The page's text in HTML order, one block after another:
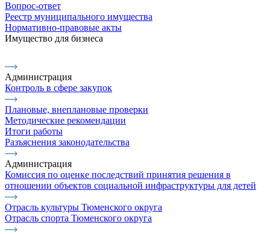
Вопрос-ответ
Реестр муниципального имущества
Нормативно-правовые акты
Имущество для бизнеса
Администрация
Контроль в сфере закупок
Плановые, внеплановые проверки
Методические рекомендации
Итоги работы
Разъяснения законодательства
Администрация
Комиссия по оценке последствий принятия решения в
отношении объектов социальной инфраструктуры для детей
Отрасль культуры Тюменского округа
Отрасль спорта Тюменского округа